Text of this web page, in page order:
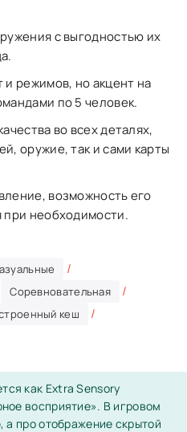
с выгодностью их
и режимов, но акцент на
по 5 человек.
во всех деталях,
оружие, так и сами карты
возможность его
при необходимости.
/
Соревновательная /
кеш /
как Extra Sensory
восприятие». В игровом
а про отображение скрытой